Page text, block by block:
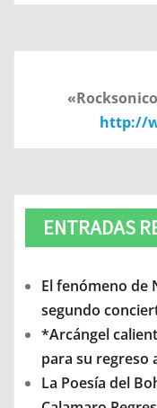
http://
ENTRADAS
El fenómeno de
segundo
*Arcángel
para su regreso
La Poesía del